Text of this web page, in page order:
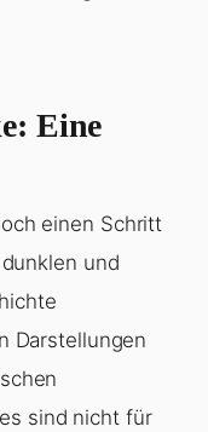
Eine
einen Schritt
und
Darstellungen
sind nicht für